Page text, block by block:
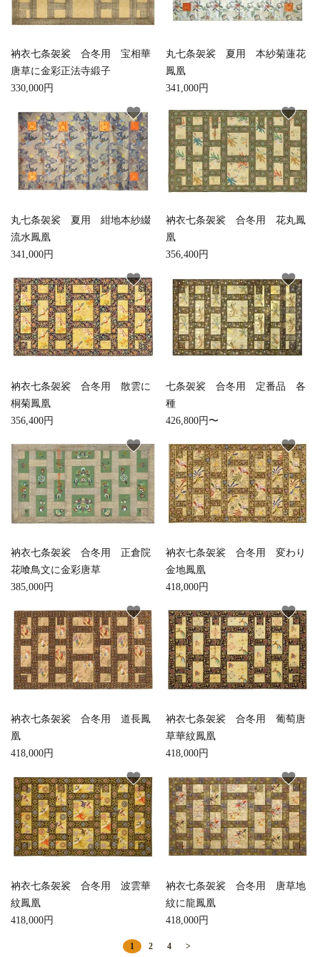
衲衣七条袈裟 合冬用 宝相華
唐草に金彩正法寺緞子
330,000円
丸七条袈裟 夏用 本紗菊蓮花
鳳凰
341,000円
丸七条袈裟 夏用 紺地本紗綴
流水鳳凰
341,000円
favorite
衲衣七条袈裟 合冬用 花丸鳳
凰
356,400円
favorite
衲衣七条袈裟 合冬用 散雲に
桐菊鳳凰
356,400円
favorite
七条袈裟 合冬用 定番品 各
種
426,800円〜
favorite
衲衣七条袈裟 合冬用 正倉院
花喰鳥文に金彩唐草
385,000円
favorite
衲衣七条袈裟 合冬用 変わり
金地鳳凰
418,000円
favorite
衲衣七条袈裟 合冬用 道長鳳
凰
418,000円
favorite
衲衣七条袈裟 合冬用 葡萄唐
草華紋鳳凰
418,000円
favorite
衲衣七条袈裟 合冬用 波雲華
紋鳳凰
418,000円
favorite
衲衣七条袈裟 合冬用 唐草地
紋に龍鳳凰
418,000円
favorite
1 2 4 >
キーワード
カテゴリー
検索する